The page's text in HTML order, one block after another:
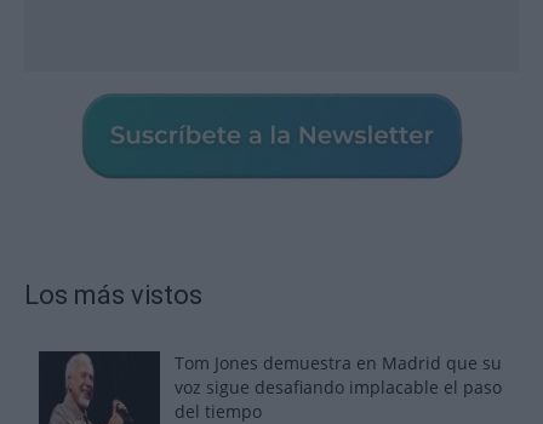
Los más vistos
Tom Jones demuestra en Madrid que su
voz sigue desafiando implacable el paso
del tiempo